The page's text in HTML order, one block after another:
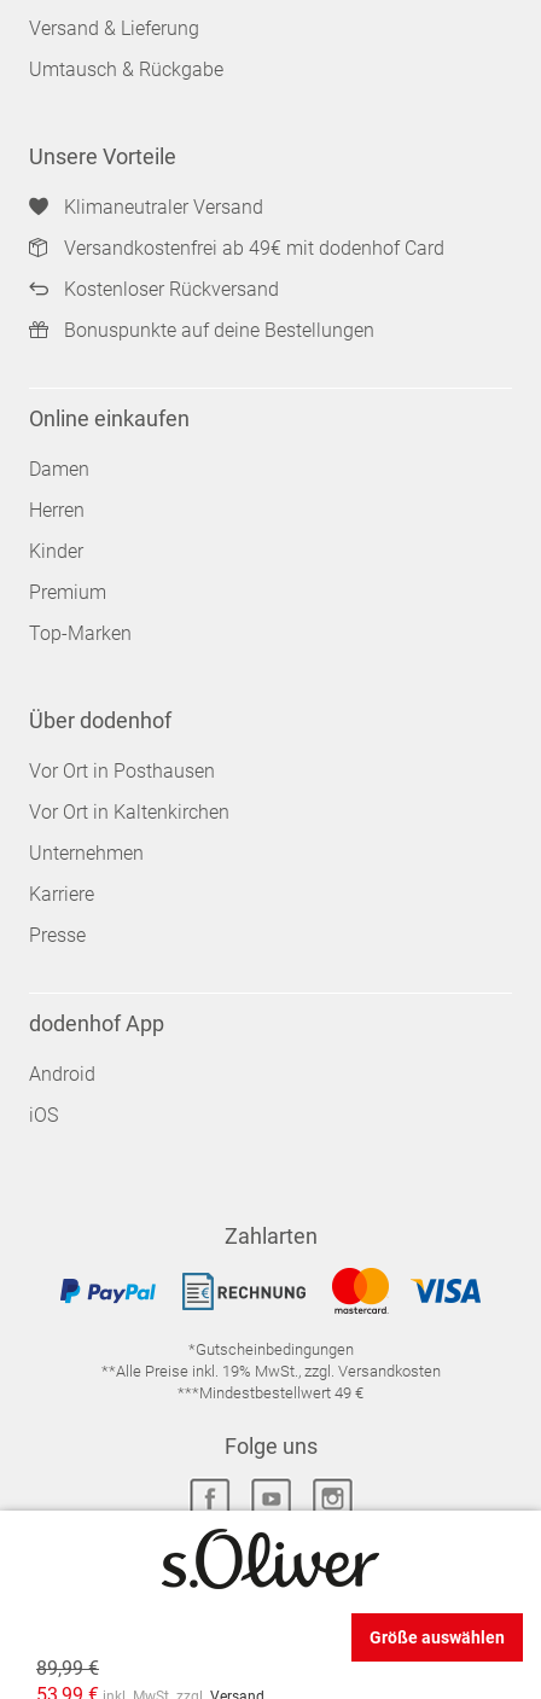
89,99 €
Größe auswählen
Versand & Lieferung
Umtausch & Rückgabe
Unsere Vorteile
Klimaneutraler Versand
Versandkostenfrei ab 49€ mit dodenhof Card
Kostenloser Rückversand
Bonuspunkte auf deine Bestellungen
Online einkaufen
Damen
Herren
Kinder
Premium
Top-Marken
Über dodenhof
Vor Ort in Posthausen
Vor Ort in Kaltenkirchen
Unternehmen
Karriere
Presse
dodenhof App
Android
iOS
Zahlarten
*Gutscheinbedingungen
**Alle Preise inkl. 19% MwSt., zzgl. Versandkosten
***Mindestbestellwert 49 €
Folge uns
DATENSCHUTZ-EINSTELLUNGEN
WIDERRUFSRECHT
VERTRAG WIDERRUFEN